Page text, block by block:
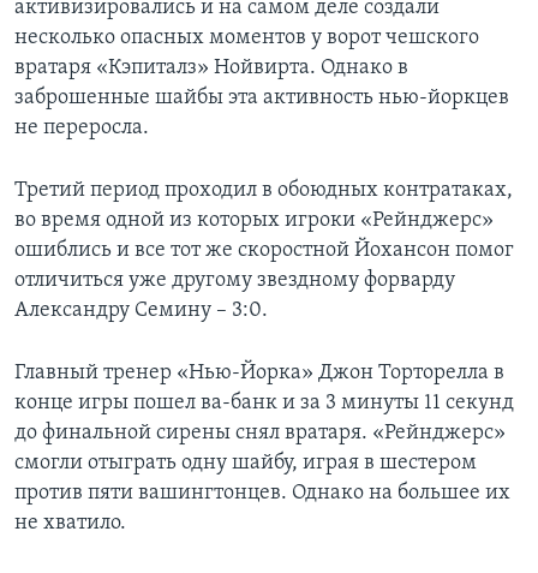
активизировались и на самом деле создали
несколько опасных моментов у ворот чешского
вратаря «Кэпиталз» Нойвирта. Однако в
заброшенные шайбы эта активность нью-йоркцев
не переросла.
Третий период проходил в обоюдных контратаках,
во время одной из которых игроки «Рейнджерс»
ошиблись и все тот же скоростной Йохансон помог
отличиться уже другому звездному форварду
Александру Семину – 3:0.
Главный тренер «Нью-Йорка» Джон Торторелла в
конце игры пошел ва-банк и за 3 минуты 11 секунд
до финальной сирены снял вратаря. «Рейнджерс»
смогли отыграть одну шайбу, играя в шестером
против пяти вашингтонцев. Однако на большее их
не хватило.